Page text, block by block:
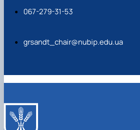
067-279-31-53
grsandt_chair@nubip.edu.ua